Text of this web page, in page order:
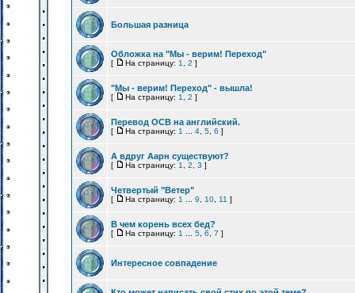
Большая разница
Обложка на "Мы - верим! Переход"
[ На страницу: 1 2 ]
"Мы - верим! Переход" - вышла!
[ На страницу: 1 2 ]
Перевод ОСВ на английский.
[ На страницу: 1 4 5 6 ]
А вдруг Аарн существуют?
[ На страницу: 1 2 3 ]
Четвертый "Ветер"
[ На страницу: 1 9 10 11 ]
В чем корень всех бед?
[ На страницу: 1 5 6 7 ]
Интересное совпадение